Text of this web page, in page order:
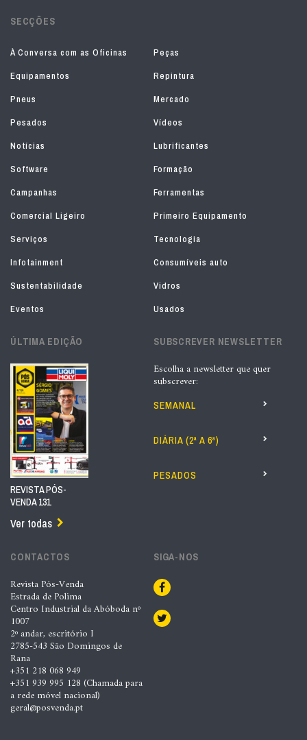
SECÇÕES
À Conversa com as Oficinas
Peças
Equipamentos
Repintura
Pneus
Mercado
Pesados
Vídeos
Notícias
Lubrificantes
Software
Formação
Campanhas
Ferramentas
Comercial Ligeiro
Primeiro Equipamento
Serviços
Tecnologia
Infotainment
Consumíveis auto
Sustentabilidade
Vidros
Eventos
Usados
ÚLTIMA EDIÇÃO
REVISTA PÓS-
VENDA 131
Ver todas
SUBSCREVER NEWSLETTER
Escolha a newsletter que quer
subscrever:
SEMANAL
DIÁRIA (2ª A 6ª)
PESADOS
CONTACTOS
Revista Pós-Venda
Estrada de Polima
Centro Industrial da Abóboda nº
1007
2º andar, escritório I
2785-543 São Domingos de
Rana
+351 218 068 949
+351 939 995 128 (Chamada para
a rede móvel nacional)
geral@posvenda.pt
SIGA-NOS